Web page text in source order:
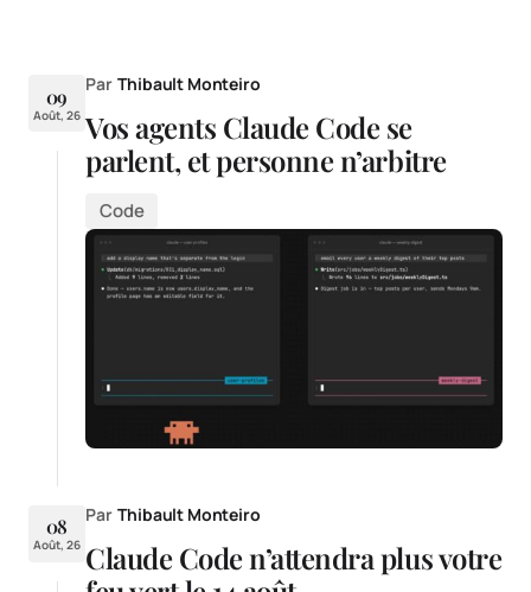
09
Août, 26
Par Thibault Monteiro
Vos agents Claude Code se
parlent, et personne n’arbitre
Code
08
Août, 26
Par Thibault Monteiro
Claude Code n’attendra plus votre